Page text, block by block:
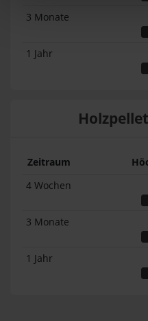
3 Monate
1 Jahr
Zeitraum
4 Wochen
3 Monate
1 Jahr